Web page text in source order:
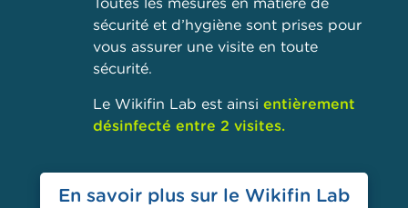
sécurité et d’hygiène sont prises pour
vous assurer une visite en toute
sécurité.
Le Wikifin Lab est ainsi entièrement
désinfecté entre 2 visites.
En savoir plus sur le Wikifin Lab